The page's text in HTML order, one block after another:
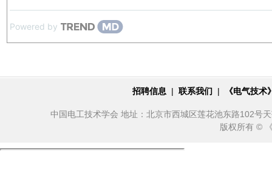
Powered by
招聘信息 | 联系我们 | 《电气技
中国电工技术学会 地址：北京市西城区莲花池东路102号
版权所有 ©